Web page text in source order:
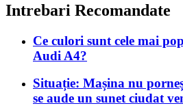
Intrebari Recomandate
Ce culori sunt cele mai
Audi A4?
Situație: Mașina nu
se aude un sunet ciudat